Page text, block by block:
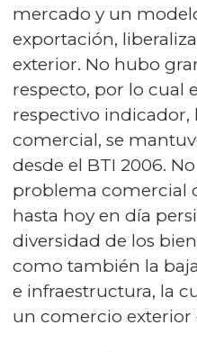
mercado y un
exportación,
exterior. No hubo
respecto, por lo cual
respectivo indicador,
comercial, se
desde el BTI 2006.
problema comercial
hasta hoy en día
diversidad de los
como también la
e infraestructura, la
un comercio exterior